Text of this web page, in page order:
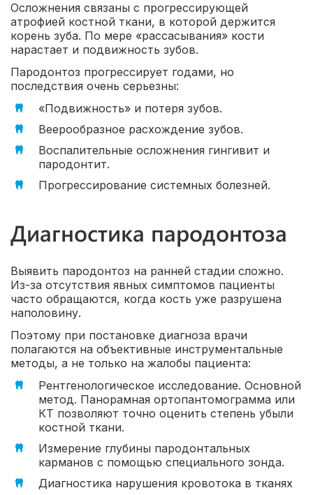
Осложнения связаны с прогрессирующей
атрофией костной ткани, в которой держится
корень зуба. По мере «рассасывания» кости
нарастает и подвижность зубов.
Пародонтоз прогрессирует годами, но
последствия очень серьезны:
«Подвижность» и потеря зубов.
Веерообразное расхождение зубов.
Воспалительные осложнения гингивит и
пародонтит.
Прогрессирование системных болезней.
Диагностика пародонтоза
Выявить пародонтоз на ранней стадии сложно.
Из-за отсутствия явных симптомов пациенты
часто обращаются, когда кость уже разрушена
наполовину.
Поэтому при постановке диагноза врачи
полагаются на объективные инструментальные
методы, а не только на жалобы пациента:
Рентгенологическое исследование. Основной
метод. Панорамная ортопантомограмма или
КТ позволяют точно оценить степень убыли
костной ткани.
Измерение глубины пародонтальных
карманов с помощью специального зонда.
Диагностика нарушения кровотока в тканях